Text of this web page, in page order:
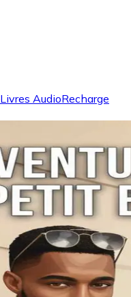
Livres AudioRecharge